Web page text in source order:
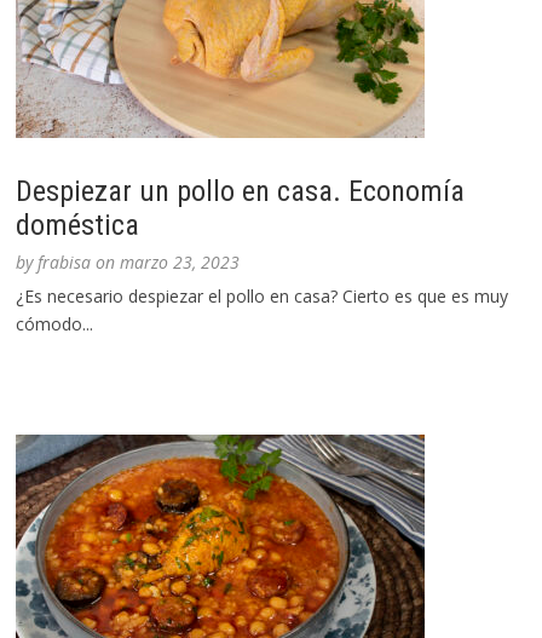
Despiezar un pollo en casa. Economía
doméstica
byfrabisa onmarzo 23, 2023
¿Es necesario despiezar el pollo en casa? Cierto es que es muy
cómodo...